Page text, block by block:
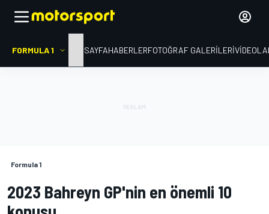
FORMULA 1 ANA SAYFAHABERLERFOTOĞRAF GALERILERI
Formula 1
2023 Bahreyn GP'nin en önemli 10